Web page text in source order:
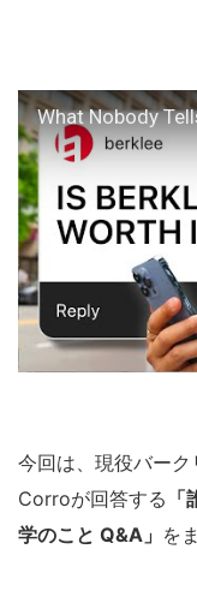
今回は、現役バー
Corroが回答する
学のこと Q&A」 を